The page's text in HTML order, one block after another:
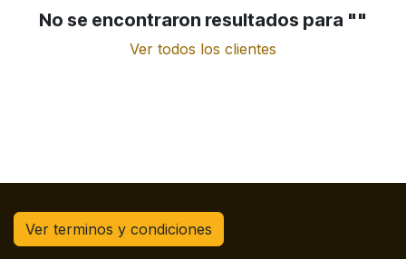
No se encontraron resultados para ""
Ver todos los clientes
Ver terminos y condiciones